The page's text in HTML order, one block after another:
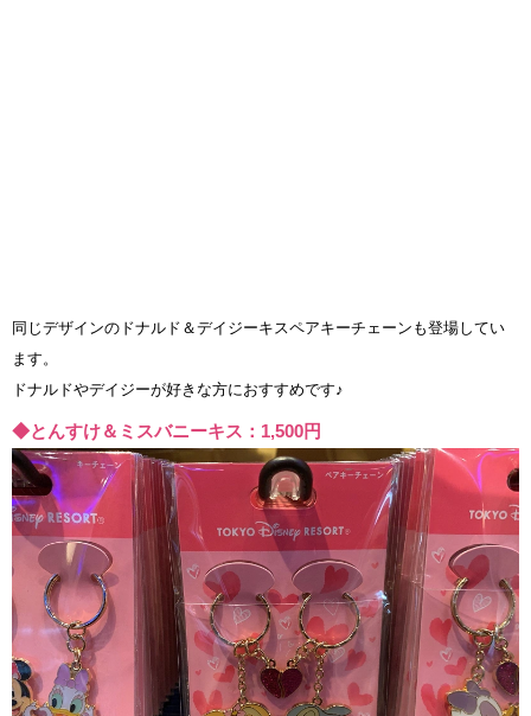
同じデザインのドナルド＆デイジーキスペアキーチェーンも登場してい
ます。
ドナルドやデイジーが好きな方におすすめです♪
◆とんすけ＆ミスバニーキス：1,500円